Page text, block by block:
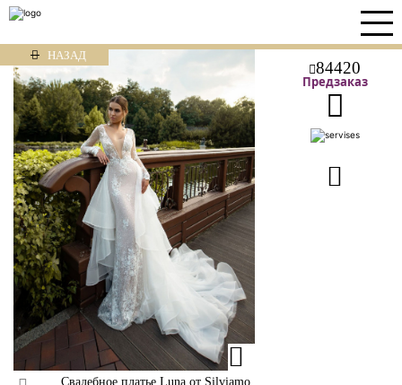
НАЗАД
84420
Предзаказ
Свадебное платье Luna от Silviamo